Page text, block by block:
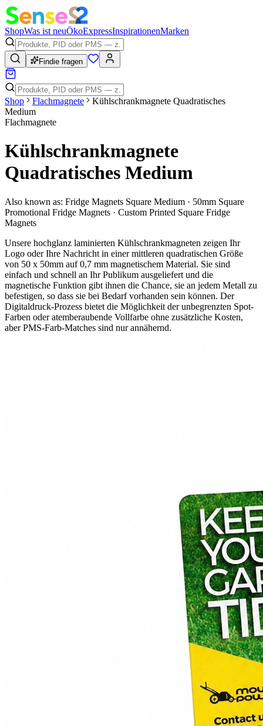
ShopWas ist neuÖkoExpressInspirationenMarken
Findie fragen
Shop Flachmagnete
Kühlschrankmagnete Quadratisches
Medium
Flachmagnete
Kühlschrankmagnete
Quadratisches Medium
Also known as: Fridge Magnets Square Medium · 50mm Square
Promotional Fridge Magnets · Custom Printed Square Fridge
Magnets
Unsere hochglanz laminierten Kühlschrankmagneten zeigen Ihr
Logo oder Ihre Nachricht in einer mittleren quadratischen Größe
von 50 x 50mm auf 0,7 mm magnetischem Material. Sie sind
einfach und schnell an Ihr Publikum ausgeliefert und die
magnetische Funktion gibt ihnen die Chance, sie an jedem Metall zu
befestigen, so dass sie bei Bedarf vorhanden sein können. Der
Digitaldruck-Prozess bietet die Möglichkeit der unbegrenzten Spot-
Farben oder atemberaubende Vollfarbe ohne zusätzliche Kosten,
aber PMS-Farb-Matches sind nur annähernd.